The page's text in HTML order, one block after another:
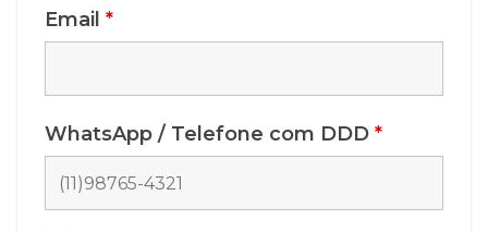
Email *
WhatsApp / Telefone com DDD *